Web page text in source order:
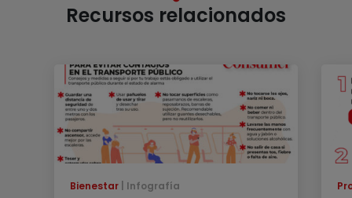
Recursos relacionados
Bienestar Infografía